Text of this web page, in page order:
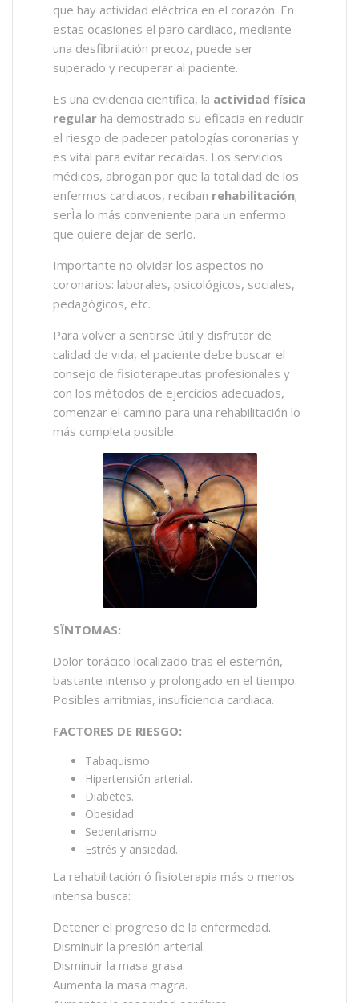
que hay actividad eléctrica en el corazón. En
estas ocasiones el paro cardiaco, mediante
una desfibrilación precoz, puede ser
superado y recuperar al paciente.
Es una evidencia científica, la actividad física
regular ha demostrado su eficacia en reducir
el riesgo de padecer patologías coronarias y
es vital para evitar recaídas. Los servicios
médicos, abrogan por que la totalidad de los
enfermos cardiacos, reciban rehabilitación;
serÌa lo más conveniente para un enfermo
que quiere dejar de serlo.
Importante no olvidar los aspectos no
coronarios: laborales, psicológicos, sociales,
pedagógicos, etc.
Para volver a sentirse útil y disfrutar de
calidad de vida, el paciente debe buscar el
consejo de fisioterapeutas profesionales y
con los métodos de ejercicios adecuados,
comenzar el camino para una rehabilitación lo
más completa posible.
SÏNTOMAS:
Dolor torácico localizado tras el esternón,
bastante intenso y prolongado en el tiempo.
Posibles arritmias, insuficiencia cardiaca.
FACTORES DE RIESGO:
Tabaquismo.
Hipertensión arterial.
Diabetes.
Obesidad.
Sedentarismo
Estrés y ansiedad.
La rehabilitación ó fisioterapia más o menos
intensa busca:
Detener el progreso de la enfermedad.
Disminuir la presión arterial.
Disminuir la masa grasa.
Aumenta la masa magra.